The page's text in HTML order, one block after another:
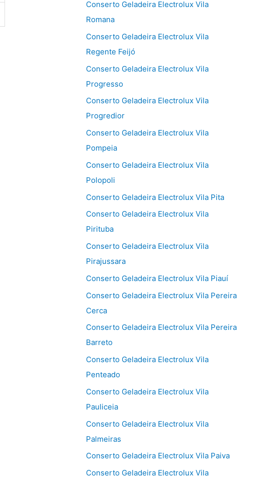
Conserto Geladeira Electrolux Vila
Romana
Conserto Geladeira Electrolux Vila
Regente Feijó
Conserto Geladeira Electrolux Vila
Progresso
Conserto Geladeira Electrolux Vila
Progredior
Conserto Geladeira Electrolux Vila
Pompeia
Conserto Geladeira Electrolux Vila
Polopoli
Conserto Geladeira Electrolux Vila Pita
Conserto Geladeira Electrolux Vila
Pirituba
Conserto Geladeira Electrolux Vila
Pirajussara
Conserto Geladeira Electrolux Vila Piauí
Conserto Geladeira Electrolux Vila Pereira
Cerca
Conserto Geladeira Electrolux Vila Pereira
Barreto
Conserto Geladeira Electrolux Vila
Penteado
Conserto Geladeira Electrolux Vila
Pauliceia
Conserto Geladeira Electrolux Vila
Palmeiras
Conserto Geladeira Electrolux Vila Paiva
Conserto Geladeira Electrolux Vila